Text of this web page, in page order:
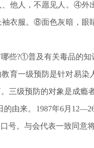
、他人，不愿见人。④
衣服。⑧面色灰暗，
哪些?①普及有关毒品的
育一级预防是针对易
三级预防的对象是成瘾
的由来。1987年6月
号。与会代表一致同意